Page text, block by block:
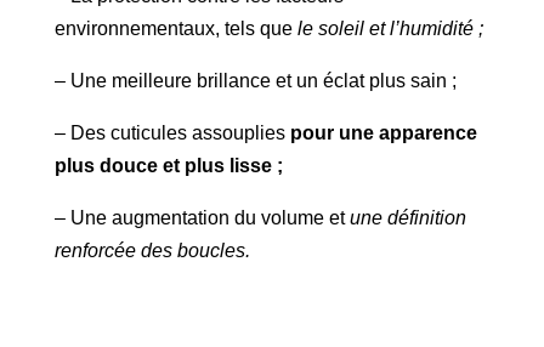
environnementaux, tels que le soleil et l’humidité ;
– Une meilleure brillance et un éclat plus sain ;
– Des cuticules assouplies pour une apparence
plus douce et plus lisse ;
– Une augmentation du volume etune définition
renforcée des boucles.